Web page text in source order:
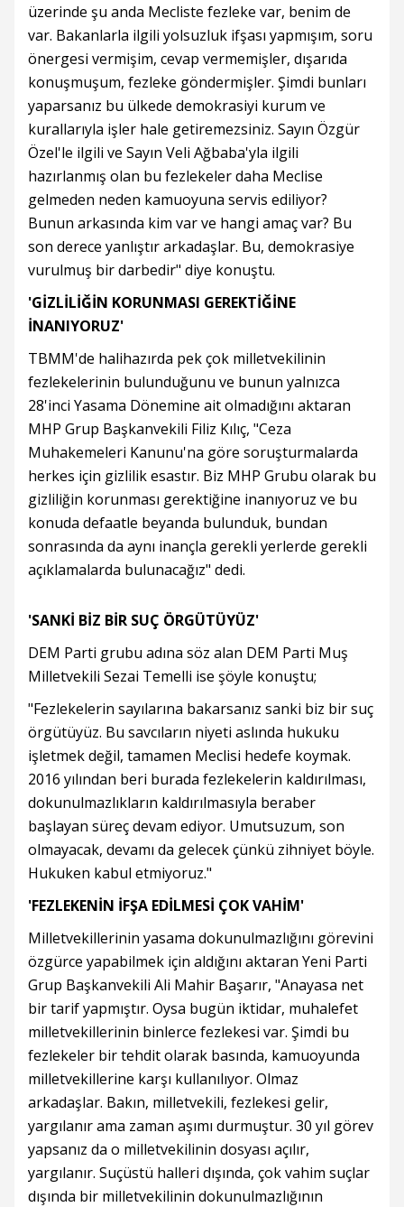
üzerinde şu anda Mecliste fezleke var, benim de
var. Bakanlarla ilgili yolsuzluk ifşası yapmışım, soru
önergesi vermişim, cevap vermemişler, dışarıda
konuşmuşum, fezleke göndermişler. Şimdi bunları
yaparsanız bu ülkede demokrasiyi kurum ve
kurallarıyla işler hale getiremezsiniz. Sayın Özgür
Özel'le ilgili ve Sayın Veli Ağbaba'yla ilgili
hazırlanmış olan bu fezlekeler daha Meclise
gelmeden neden kamuoyuna servis ediliyor?
Bunun arkasında kim var ve hangi amaç var? Bu
son derece yanlıştır arkadaşlar. Bu, demokrasiye
vurulmuş bir darbedir" diye konuştu.
'GİZLİLİĞİN KORUNMASI GEREKTİĞİNE
İNANIYORUZ'
TBMM'de halihazırda pek çok milletvekilinin
fezlekelerinin bulunduğunu ve bunun yalnızca
28'inci Yasama Dönemine ait olmadığını aktaran
MHP Grup Başkanvekili Filiz Kılıç, "Ceza
Muhakemeleri Kanunu'na göre soruşturmalarda
herkes için gizlilik esastır. Biz MHP Grubu olarak bu
gizliliğin korunması gerektiğine inanıyoruz ve bu
konuda defaatle beyanda bulunduk, bundan
sonrasında da aynı inançla gerekli yerlerde gerekli
açıklamalarda bulunacağız" dedi.
'SANKİ BİZ BİR SUÇ ÖRGÜTÜYÜZ'
DEM Parti grubu adına söz alan DEM Parti Muş
Milletvekili Sezai Temelli ise şöyle konuştu;
"Fezlekelerin sayılarına bakarsanız sanki biz bir suç
örgütüyüz. Bu savcıların niyeti aslında hukuku
işletmek değil, tamamen Meclisi hedefe koymak.
2016 yılından beri burada fezlekelerin kaldırılması,
dokunulmazlıkların kaldırılmasıyla beraber
başlayan süreç devam ediyor. Umutsuzum, son
olmayacak, devamı da gelecek çünkü zihniyet böyle.
Hukuken kabul etmiyoruz."
'FEZLEKENİN İFŞA EDİLMESİ ÇOK VAHİM'
Milletvekillerinin yasama dokunulmazlığını görevini
özgürce yapabilmek için aldığını aktaran Yeni Parti
Grup Başkanvekili Ali Mahir Başarır, "Anayasa net
bir tarif yapmıştır. Oysa bugün iktidar, muhalefet
milletvekillerinin binlerce fezlekesi var. Şimdi bu
fezlekeler bir tehdit olarak basında, kamuoyunda
milletvekillerine karşı kullanılıyor. Olmaz
arkadaşlar. Bakın, milletvekili, fezlekesi gelir,
yargılanır ama zaman aşımı durmuştur. 30 yıl görev
yapsanız da o milletvekilinin dosyası açılır,
yargılanır. Suçüstü halleri dışında, çok vahim suçlar
dışında bir milletvekilinin dokunulmazlığının